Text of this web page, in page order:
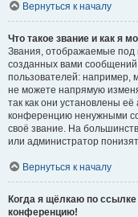
Вернуться к началу
Что такое звание и как я
Звания, отображаемые
созданных вами
пользователей: например,
не можете напрямую
так как они установлены
конференцию ненужными
своё звание. На
или администратор
Вернуться к началу
Когда я щёлкаю по
конференцию!